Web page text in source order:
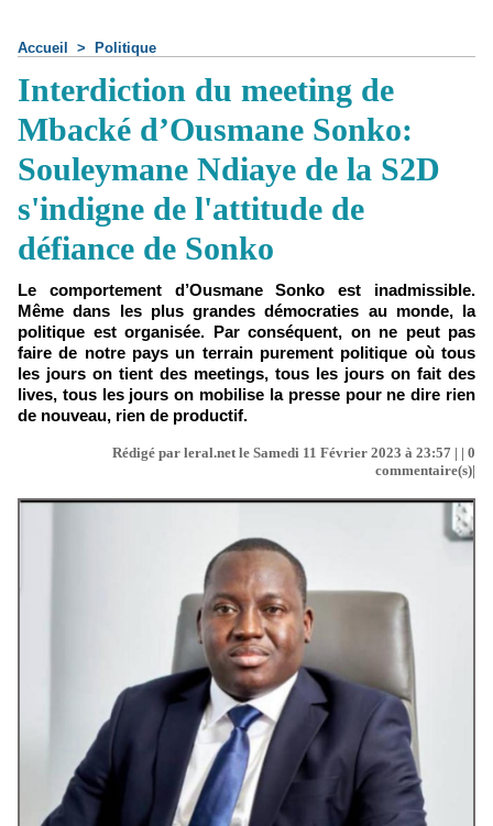
Accueil > Politique
Interdiction du meeting de
Mbacké d’Ousmane Sonko:
Souleymane Ndiaye de la S2D
s'indigne de l'attitude de
défiance de Sonko
Le comportement d’Ousmane Sonko est inadmissible.
Même dans les plus grandes démocraties au monde, la
politique est organisée. Par conséquent, on ne peut pas
faire de notre pays un terrain purement politique où tous
les jours on tient des meetings, tous les jours on fait des
lives, tous les jours on mobilise la presse pour ne dire rien
de nouveau, rien de productif.
Rédigé par leral.net le Samedi 11 Février 2023 à 23:57 | | 0
commentaire(s)|